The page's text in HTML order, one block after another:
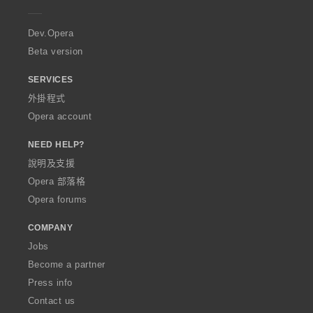
a
Dev.Opera
Beta version
SERVICES
外掛程式
Opera account
NEED HELP?
說明及支援
Opera 部落格
Opera forums
COMPANY
Jobs
Become a partner
Press info
Contact us